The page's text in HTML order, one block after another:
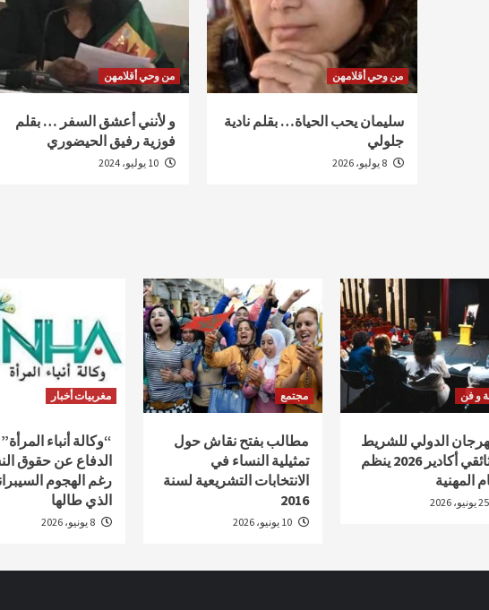
من وحي أقلامهن
سليمان يحب الحياة… بقلم نادية
جلولي
من وحي أقلامهن
و لأنني أعشق السفر … بقلم
فوزية رفيق الحيضوري
10 يوليو، 2024
و فن
الدولي للشريط
الوثائقي أكادير 2026 ينظم
المهنية
مجتمع
مطالب بفتح نقاش حول
تمثيلية النساء في
الانتخابات التشريعية لسنة
2016
مغربيات أخبار
“وكالة أنباء
الدفاع عن حقوق
رغم الهجوم
الذي طالها